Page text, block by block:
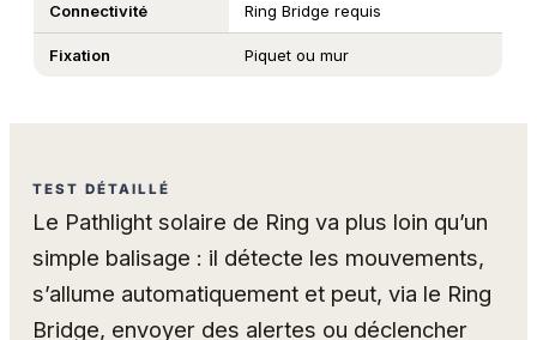
Connectivité Ring Bridge requis
Fixation Piquet ou mur
TEST DÉTAILLÉ
Le Pathlight solaire de Ring va plus loin qu’un
simple balisage : il détecte les mouvements,
s’allume automatiquement et peut, via le Ring
Bridge, envoyer des alertes ou déclencher